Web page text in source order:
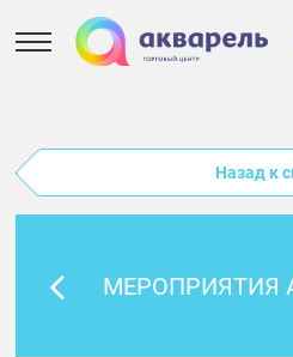
Назад к
МЕРОПРИЯТИЯ